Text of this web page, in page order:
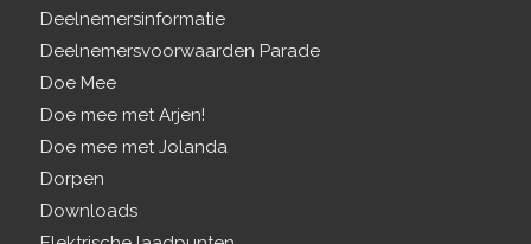
Deelnemersinformatie
Deelnemersvoorwaarden Parade
Doe Mee
Doe mee met Arjen!
Doe mee met Jolanda
Dorpen
Downloads